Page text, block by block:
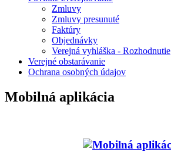
Zmluvy
Zmluvy presunuté
Faktúry
Objednávky
Verejná vyhláška - Rozhodnutie
Verejné obstarávanie
Ochrana osobných údajov
Mobilná aplikácia